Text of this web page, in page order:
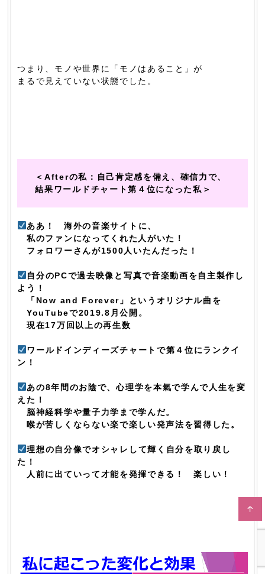
つまり、モノや世界に「モノはあること」が
まるで見えていない状態でした。
＜Afterの私：自己肯定感を備え、確信力で、
結果ワールドチャート第４位になった私＞
ああ！ 海外の音楽サイトに、
私のファンになってくれた人がいた！
フォロワーさんが1500人いたんだった！
自分のPCで過去映像と写真で音楽動画を自主製作し
よう！
「Now and Forever」というオリジナル曲を
YouTubeで2019.8月公開。
現在17万回以上の再生数
ワールドインディーズチャートで第４位にランクイ
ン！
あの8年間のお陰で、心理学を本氣で学んで人生を変
えた！
脳神経科学や量子力学まで学んだ。
喉が苦しくならない楽で楽しい発声法を習得した。
理想の自分像でオシャレして輝く自分を取り戻し
た！
人前に出ていって才能を発揮できる！ 楽しい！